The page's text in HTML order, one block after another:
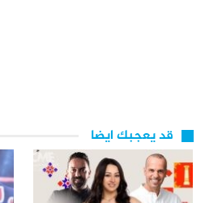
قد يعجبك ايضا